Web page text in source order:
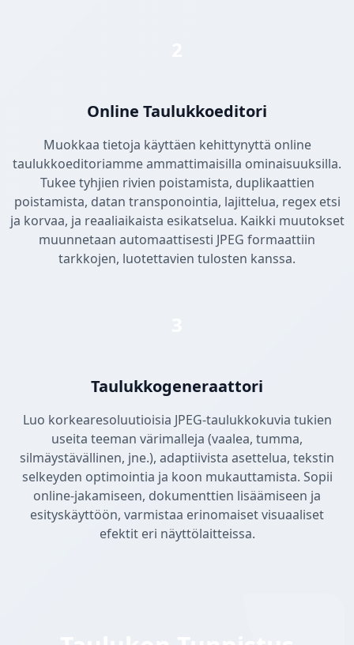
Online Taulukkoeditori
Muokkaa tietoja käyttäen kehittynyttä online
taulukkoeditoriamme ammattimaisilla ominaisuuksilla.
Tukee tyhjien rivien poistamista, duplikaattien
poistamista, datan transponointia, lajittelua, regex etsi
ja korvaa, ja reaaliaikaista esikatselua. Kaikki muutokset
muunnetaan automaattisesti JPEG formaattiin
tarkkojen, luotettavien tulosten kanssa.
Taulukkogeneraattori
Luo korkearesoluutioisia JPEG-taulukkokuvia tukien
useita teeman värimalleja (vaalea, tumma,
silmäystävällinen, jne.), adaptiivista asettelua, tekstin
selkeyden optimointia ja koon mukauttamista. Sopii
online-jakamiseen, dokumenttien lisäämiseen ja
esityskäyttöön, varmistaa erinomaiset visuaaliset
efektit eri näyttölaitteissa.